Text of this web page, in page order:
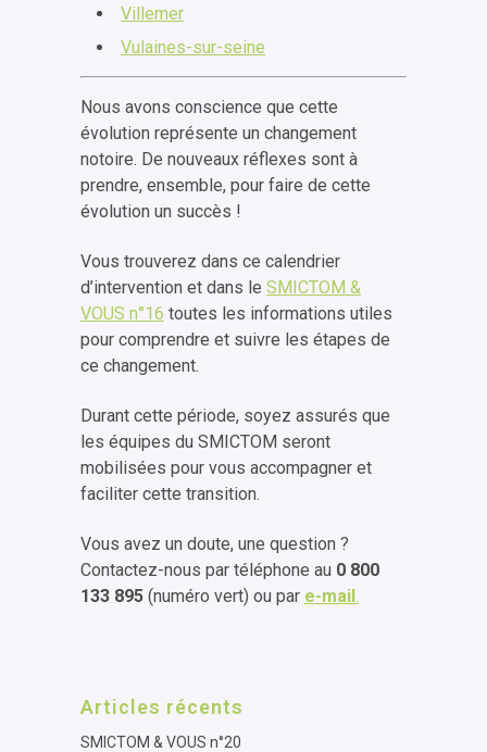
Villemer
Vulaines-sur-seine
Nous avons conscience que cette
évolution représente un changement
notoire. De nouveaux réflexes sont à
prendre, ensemble, pour faire de cette
évolution un succès !
Vous trouverez dans ce calendrier
d’intervention et dans le SMICTOM &
VOUS n°16 toutes les informations utiles
pour comprendre et suivre les étapes de
ce changement.
Durant cette période, soyez assurés que
les équipes du SMICTOM seront
mobilisées pour vous accompagner et
faciliter cette transition.
Vous avez un doute, une question ?
Contactez-nous par téléphone au 0 800
133 895 (numéro vert) ou par e-mail
Articles récents
SMICTOM & VOUS n°20